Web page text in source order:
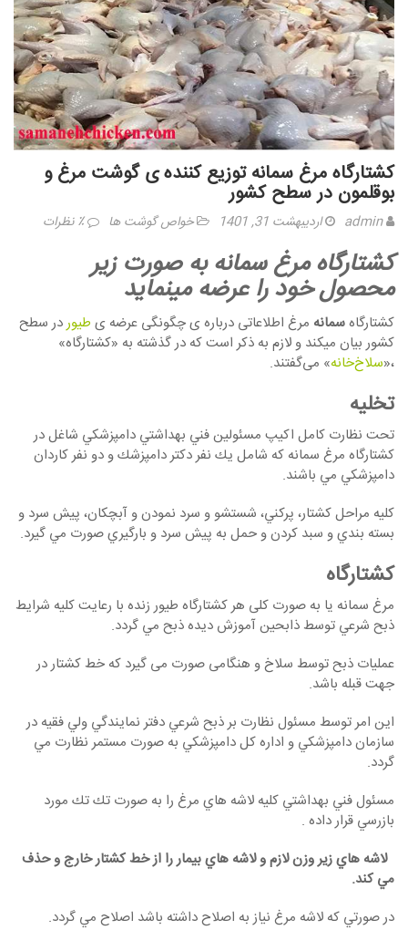
كشتارگاه مرغ سمانه توزیع کننده ی گوشت مرغ و
بوقلمون در سطح کشور
admin اردیبهشت 31, 1401 خواص گوشت ها ٪ نظرات
كشتارگاه مرغ سمانه به صورت زیر
محصول خود را عرضه مینماید
کشتارگاهسمانه مرغ اطلاعاتی درباره ی چگونگی عرضه ی طیوردر سطح
کشور بیان میکند و لازم به ذکر است که در گذشته به «کشتارگاه»
،«سلاخ‌خانه» می‌گفتند.
تخليه
تحت نظارت كامل اكيپ مسئولين فني بهداشتي دامپزشكي شاغل در
كشتارگاه مرغ سمانه كه شامل يك نفر دكتر دامپزشك و دو نفر كاردان
دامپزشكي مي باشند.
كليه مراحل كشتار، پركني، شستشو و سرد نمودن و آبچكان، پيش سرد و
بسته بندي و سبد كردن و حمل به پيش سرد و بارگيري صورت مي گيرد.
كشتارگاه
مرغ سمانه یا به صورت کلی هر کشتارگاه طيور زنده با رعايت كليه شرايط
ذبح شرعي توسط ذابحين آموزش ديده ذبح مي گردد.
عملیات ذبح توسط سلاخ و هنگامی صورت می گیرد که خط کشتار در
جهت قبله باشد.
اين امر توسط مسئول نظارت بر ذبح شرعي دفتر نمايندگي ولي فقيه در
سازمان دامپزشكي و اداره كل دامپزشكي به صورت مستمر نظارت مي
گردد.
مسئول فني بهداشتي كليه لاشه هاي مرغ را به صورت تك تك مورد
بازرسي قرار داده .
لاشه هاي زير وزن لازم و لاشه هاي بيمار را از خط كشتار خارج و حذف
مي كند.
در صورتي كه لاشه مرغ نياز به اصلاح داشته باشد اصلاح مي گردد.